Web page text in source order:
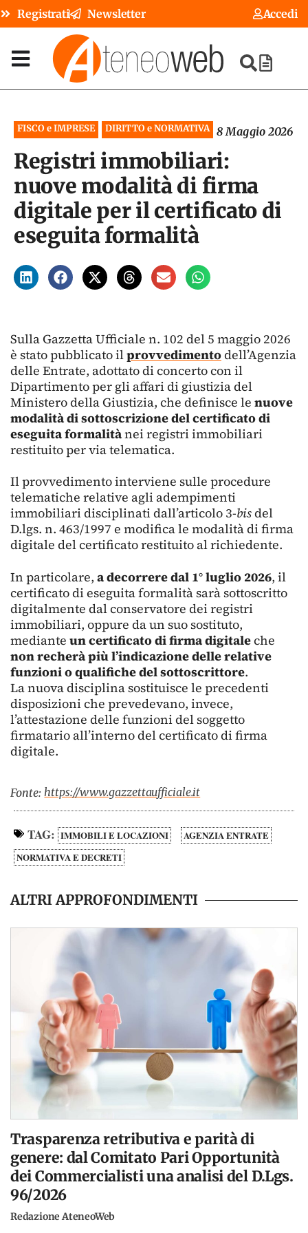
Registrati Newsletter Accedi
FISCO e IMPRESE DIRITTO e NORMATIVA 8 Maggio 2026
Registri immobiliari:
nuove modalità di firma
digitale per il certificato di
eseguita formalità
Sulla Gazzetta Ufficiale n. 102 del 5 maggio 2026
è stato pubblicato ilprovvedimentodell’Agenzia
delle Entrate, adottato di concerto con il
Dipartimento per gli affari di giustizia del
Ministero della Giustizia, che definisce le nuove
modalità di sottoscrizione del certificato di
eseguita formalitànei registri immobiliari
restituito per via telematica.
Il provvedimento interviene sulle procedure
telematiche relative agli adempimenti
immobiliari disciplinati dall’articolo 3-bisdel
D.lgs. n. 463/1997 e modifica le modalità di firma
digitale del certificato restituito al richiedente.
In particolare, a decorrere dal 1° luglio 2026, il
certificato di eseguita formalità sarà sottoscritto
digitalmente dal conservatore dei registri
immobiliari, oppure da un suo sostituto,
mediante un certificato di firma digitaleche
non recherà più l’indicazione delle relative
funzioni o qualifiche del sottoscrittore.
La nuova disciplina sostituisce le precedenti
disposizioni che prevedevano, invece,
l’attestazione delle funzioni del soggetto
firmatario all’interno del certificato di firma
digitale.
Fonte: https://www.gazzettaufficiale.it
TAG: IMMOBILI E LOCAZIONI
AGENZIA ENTRATE
NORMATIVA E DECRETI
ALTRI APPROFONDIMENTI
Trasparenza retributiva e parità di
genere: dal Comitato Pari Opportunità
dei Commercialisti una analisi del D.Lgs.
96/2026
Redazione AteneoWeb